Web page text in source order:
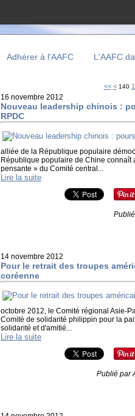
Adhérer à l'AAFC L'AAFC
<< < 100
110
120
130
140
16 novembre 2012
Nouveau leadership chinois :
RPDC
alliée de la République populaire
République populaire de Chine connaît
pensante » du Comité central...
Lire la suite
14 novembre 2012
Pour le retrait des troupes
coréenne
octobre 2012, le Comité régional Asie-
Comité de solidarité philippin pour la
solidarité et d'amitié...
Lire la suite
Publié par